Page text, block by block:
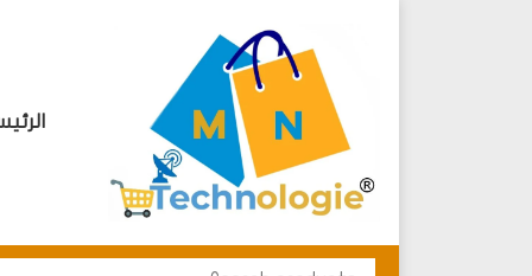
M N Technology